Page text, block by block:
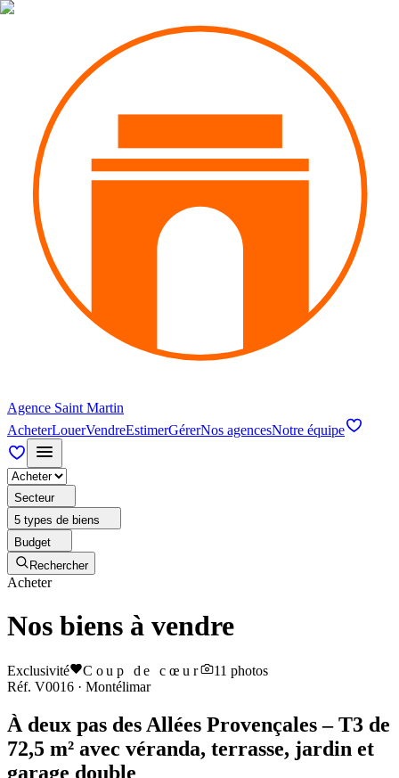
Agence Saint Martin
AcheterLouerVendreEstimerGérerNos agencesNotre équipe
Secteur
5 types de biens
Budget
Rechercher
Acheter
Nos biens à vendre
Exclusivité Coup de cœur 11 photos
Réf. V0016 · Montélimar
À deux pas des Allées Provençales – T3 de
72,5 m² avec véranda, terrasse, jardin et
garage double